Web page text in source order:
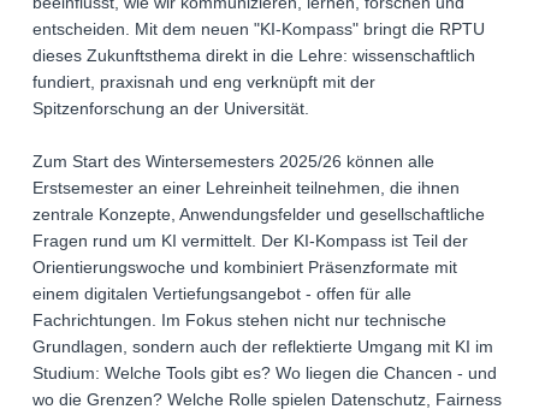
entscheiden. Mit dem neuen "KI-Kompass" bringt die RPTU
dieses Zukunftsthema direkt in die Lehre: wissenschaftlich
fundiert, praxisnah und eng verknüpft mit der
Spitzenforschung an der Universität.
Zum Start des Wintersemesters 2025/26 können alle
Erstsemester an einer Lehreinheit teilnehmen, die ihnen
zentrale Konzepte, Anwendungsfelder und gesellschaftliche
Fragen rund um KI vermittelt. Der KI-Kompass ist Teil der
Orientierungswoche und kombiniert Präsenzformate mit
einem digitalen Vertiefungsangebot - offen für alle
Fachrichtungen. Im Fokus stehen nicht nur technische
Grundlagen, sondern auch der reflektierte Umgang mit KI im
Studium: Welche Tools gibt es? Wo liegen die Chancen - und
wo die Grenzen? Welche Rolle spielen Datenschutz, Fairness